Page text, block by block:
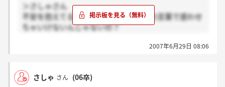
にかわいそうではありますが、今、就職活動している
人たちはまだ間に合います。
しっかり、就職活動しなおして再度内定をゲットしま
しれませんが、そういう考えをされている方の応援が
できればと思って書き込みました。そういう方々にと
って確かにこの掲示板を見るのは辛いですよね？
私の個人的な意見ですが、どの会社に入っても、先に
リストラされない保証のある会社なんてないですよ
ね？もちろん、それぞれの業界や会社によってその可
＞さしゃさん
不安を抱えてるからこそそんな部外者の言葉で惑わせ
ちゃいけないんじゃないの？
かなってリストラ迫られたらどうすんのよ？
自分の会社も国から指導を受けました、私も頑張って
るからあなたたちも頑張ってくださいって傷の舐め合
2007年6月29日 08:06
さしゃ さん (06卒)